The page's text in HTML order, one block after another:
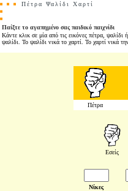
Πέτρα Ψαλίδι Χαρτί
Παίξτε το αγαπημένο σας παιδικό παιχνίδι
Κάντε κλικ σε μία από τις εικόνες πέτρα, ψαλίδι
ψαλίδι. Το ψαλίδι νικά το χαρτί. Το χαρτί νικά
Πέτρα
Εσείς
Νίκες